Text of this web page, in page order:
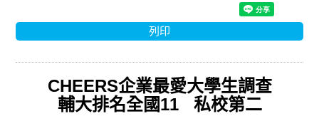
列印
CHEERS企業最愛大學生調查
輔大排名全國11 ​ ​ 私校第二